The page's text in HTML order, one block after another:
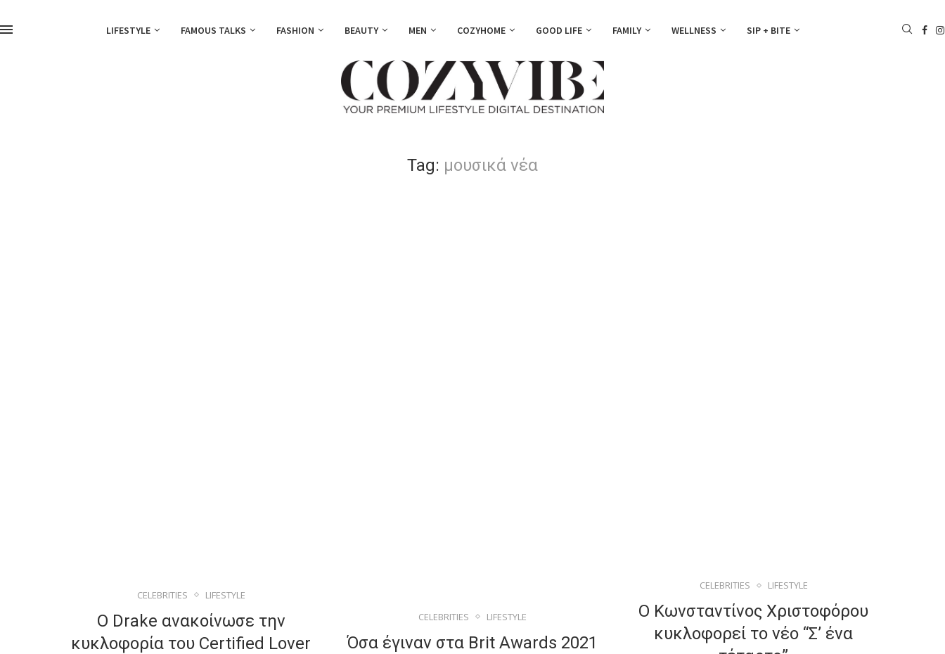
LIFESTYLE FAMOUS TALKS FASHION BEAUTY MEN COZYHOME GOOD LIFE FAMILY WELLNESS SIP + BITE
Tag: μουσικά νέα
CELEBRITIES LIFESTYLE
Ο Drake ανακοίνωσε την
κυκλοφορία του Certified Lover
CELEBRITIES LIFESTYLE
Όσα έγιναν στα Brit Awards 2021
CELEBRITIES LIFESTYLE
Ο Κωνσταντίνος Χριστοφόρου
κυκλοφορεί το νέο “Σ’ ένα